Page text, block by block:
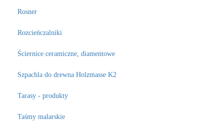
Rosner
Rozcieńczalniki
Ściernice ceramiczne, diamentowe
Szpachla do drewna Holzmasse K2
Tarasy - produkty
Taśmy malarskie